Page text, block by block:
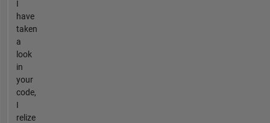
I
have
taken
a
look
in
your
code,
I
relize